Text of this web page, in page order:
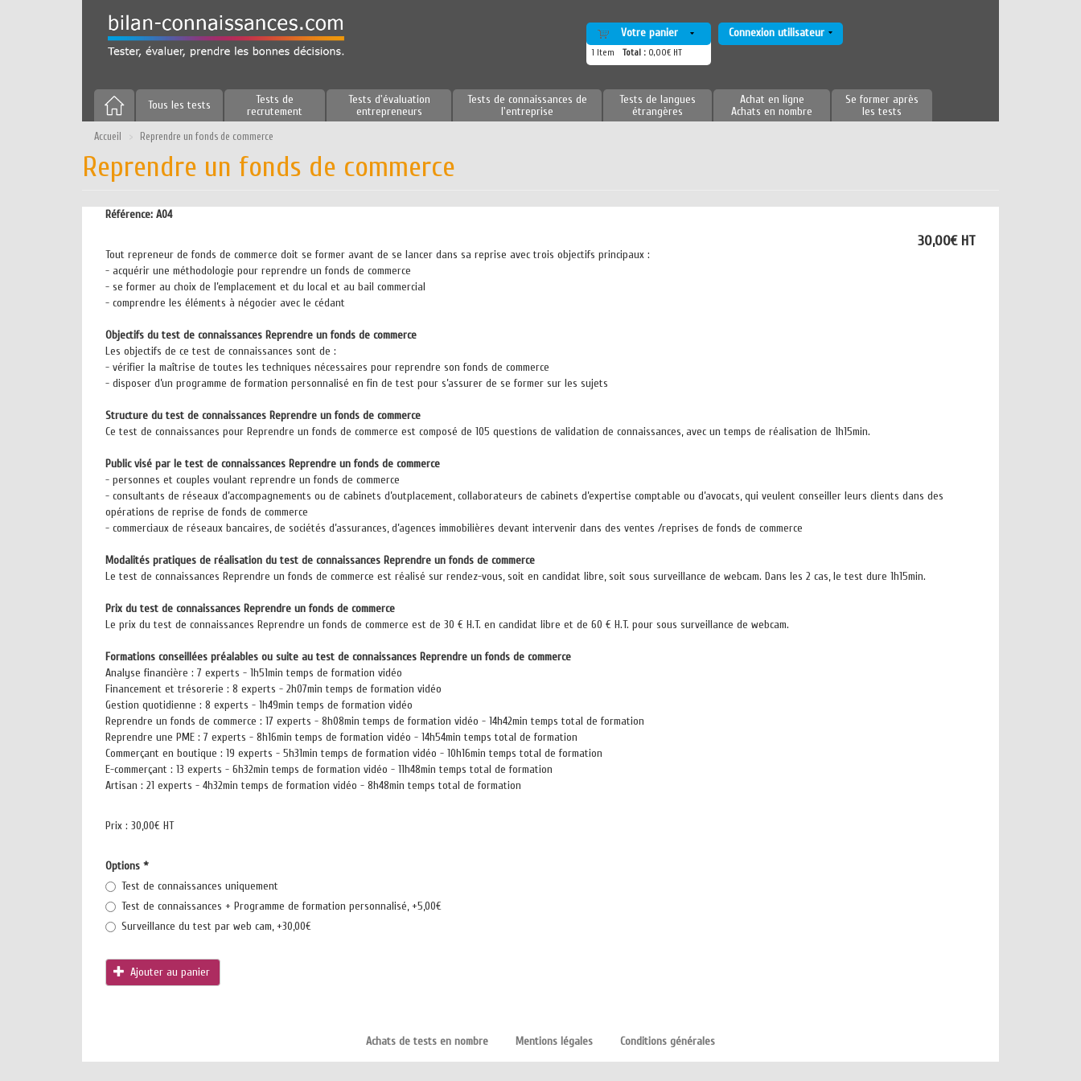
Tous les tests
Tests de
recrutement
Tests d'évaluation
entrepreneurs
Tests de connaissances de
l'entreprise
Tests de langues
étrangères
Achat en ligne
Achats en nombre
Se former après
les tests
Votre panier
1 Item Total : 0,00€ HT
Connexion utilisateur
Accueil Reprendre un fonds de commerce
Reprendre un fonds de commerce
Référence: A04
30,00€ HT
Tout repreneur de fonds de commerce doit se former avant de se lancer dans sa reprise avec trois objectifs principaux :
- acquérir une méthodologie pour reprendre un fonds de commerce
- se former au choix de l’emplacement et du local et au bail commercial
- comprendre les éléments à négocier avec le cédant
Objectifs du test de connaissances Reprendre un fonds de commerce
Les objectifs de ce test de connaissances sont de :
- vérifier la maîtrise de toutes les techniques nécessaires pour reprendre son fonds de commerce
- disposer d’un programme de formation personnalisé en fin de test pour s’assurer de se former sur les sujets
Structure du test de connaissances Reprendre un fonds de commerce
Ce test de connaissances pour Reprendre un fonds de commerce est composé de 105 questions de validation de connaissances, avec un temps de réalisation de 1h15min.
Public visé par le test de connaissances Reprendre un fonds de commerce
- personnes et couples voulant reprendre un fonds de commerce
- consultants de réseaux d’accompagnements ou de cabinets d’outplacement, collaborateurs de cabinets d’expertise comptable ou d’avocats, qui veulent conseiller leurs clients dans des
opérations de reprise de fonds de commerce
- commerciaux de réseaux bancaires, de sociétés d’assurances, d’agences immobilières devant intervenir dans des ventes /reprises de fonds de commerce
Modalités pratiques de réalisation du test de connaissances Reprendre un fonds de commerce
Le test de connaissances Reprendre un fonds de commerce est réalisé sur rendez-vous, soit en candidat libre, soit sous surveillance de webcam. Dans les 2 cas, le test dure 1h15min.
Prix du test de connaissances Reprendre un fonds de commerce
Le prix du test de connaissances Reprendre un fonds de commerce est de 30 € H.T. en candidat libre et de 60 € H.T. pour sous surveillance de webcam.
Formations conseillées préalables ou suite au test de connaissances Reprendre un fonds de commerce
Analyse financière : 7 experts - 1h51min temps de formation vidéo
Financement et trésorerie : 8 experts - 2h07min temps de formation vidéo
Gestion quotidienne : 8 experts - 1h49min temps de formation vidéo
Reprendre un fonds de commerce : 17 experts - 8h08min temps de formation vidéo - 14h42min temps total de formation
Reprendre une PME : 7 experts - 8h16min temps de formation vidéo - 14h54min temps total de formation
Commerçant en boutique : 19 experts - 5h31min temps de formation vidéo - 10h16min temps total de formation
E-commerçant : 13 experts - 6h32min temps de formation vidéo - 11h48min temps total de formation
Artisan : 21 experts - 4h32min temps de formation vidéo - 8h48min temps total de formation
Prix : 30,00€ HT
Options *
Test de connaissances uniquement
Test de connaissances + Programme de formation personnalisé, +5,00€
Surveillance du test par web cam, +30,00€
Ajouter au panier
Achats de tests en nombre Mentions légales Conditions générales